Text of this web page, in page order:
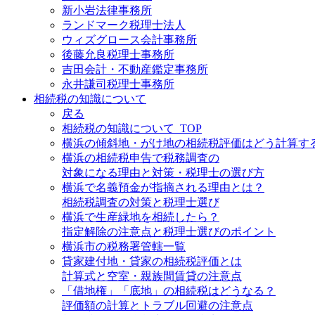
新小岩法律事務所
ランドマーク税理士法人
ウィズグロース会計事務所
後藤允良税理士事務所
吉田会計・不動産鑑定事務所
永井謙司税理士事務所
相続税の知識について
戻る
相続税の知識について_TOP
横浜の傾斜地・がけ地の相続税評価はどう計算す
横浜の相続税申告で税務調査の
対象になる理由と対策・税理士の選び方
横浜で名義預金が指摘される理由とは？
相続税調査の対策と税理士選び
横浜で生産緑地を相続したら？
指定解除の注意点と税理士選びのポイント
横浜市の税務署管轄一覧
貸家建付地・貸家の相続税評価とは
計算式と空室・親族間賃貸の注意点
「借地権」「底地」の相続税はどうなる？
評価額の計算とトラブル回避の注意点